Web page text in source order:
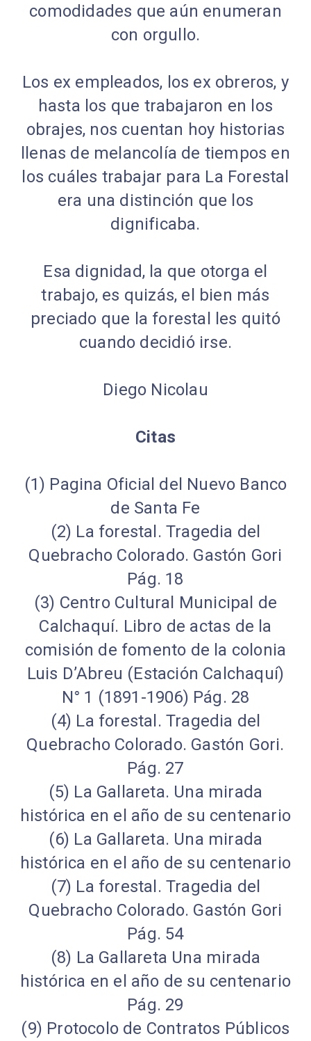
comodidades que aún enumeran
con orgullo.
Los ex empleados, los ex obreros, y
hasta los que trabajaron en los
obrajes, nos cuentan hoy historias
llenas de melancolía de tiempos en
los cuáles trabajar para La Forestal
era una distinción que los
dignificaba.
Esa dignidad, la que otorga el
trabajo, es quizás, el bien más
preciado que la forestal les quitó
cuando decidió irse.
Diego Nicolau
Citas
(1) Pagina Oficial del Nuevo Banco
de Santa Fe
(2) La forestal. Tragedia del
Quebracho Colorado. Gastón Gori
Pág. 18
(3) Centro Cultural Municipal de
Calchaquí. Libro de actas de la
comisión de fomento de la colonia
Luis D’Abreu (Estación Calchaquí)
N° 1 (1891-1906) Pág. 28
(4) La forestal. Tragedia del
Quebracho Colorado. Gastón Gori.
Pág. 27
(5) La Gallareta. Una mirada
histórica en el año de su centenario
(6) La Gallareta. Una mirada
histórica en el año de su centenario
(7) La forestal. Tragedia del
Quebracho Colorado. Gastón Gori
Pág. 54
(8) La Gallareta Una mirada
histórica en el año de su centenario
Pág. 29
(9) Protocolo de Contratos Públicos